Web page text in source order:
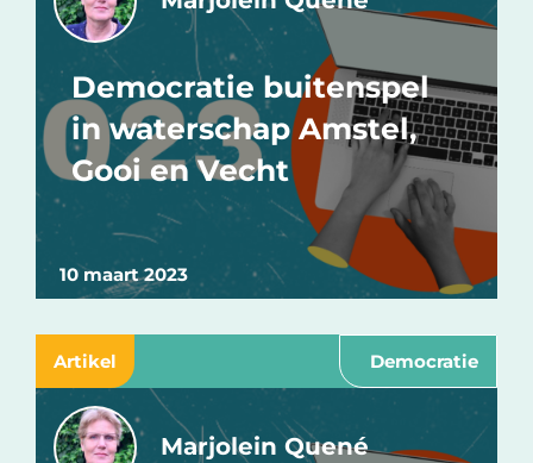
10 maart 2023
Democratie buitenspel
in waterschap Amstel,
Gooi en Vecht
Artikel Democratie
Marjolein Quené